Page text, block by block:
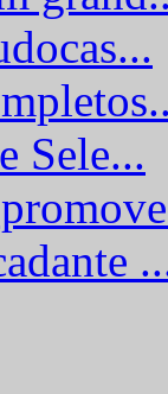
Sele...